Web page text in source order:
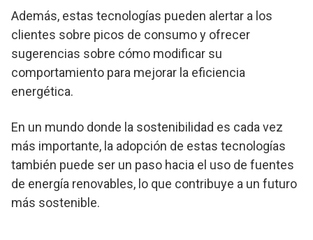
Además, estas tecnologías pueden alertar a los
clientes sobre picos de consumo y ofrecer
sugerencias sobre cómo modificar su
comportamiento para mejorar la eficiencia
energética.
En un mundo donde la sostenibilidad es cada vez
más importante, la adopción de estas tecnologías
también puede ser un paso hacia el uso de fuentes
de energía renovables, lo que contribuye a un futuro
más sostenible.